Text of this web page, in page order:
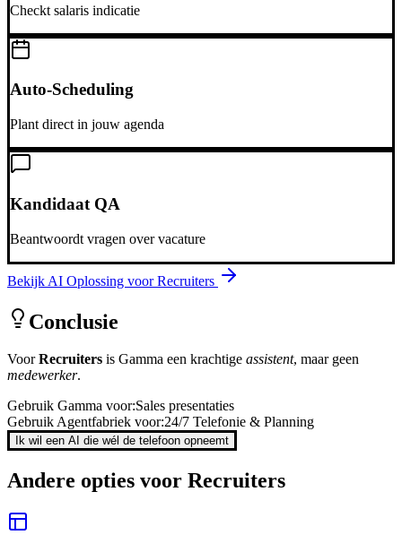
Checkt salaris indicatie
Auto-Scheduling
Plant direct in jouw agenda
Kandidaat QA
Beantwoordt vragen over vacature
Bekijk AI Oplossing voorRecruiters
Conclusie
VoorRecruiters is Gamma een krachtige assistent, maar geen
medewerker.
Gebruik Gamma voor:Sales presentaties
Gebruik Agentfabriek voor:24/7 Telefonie & Planning
Ik wil een AI die wél de telefoon opneemt
Andere opties voor Recruiters